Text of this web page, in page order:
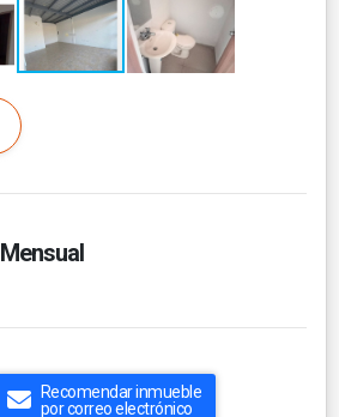
Mensual
Recomendar inmueble
por correo electrónico